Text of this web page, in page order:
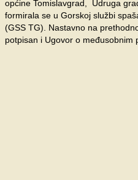
općine Tomislavgrad, Udruga
formirala se u Gorskoj službi
(GSS TG). Nastavno na
potpisan i Ugovor o međusobnim